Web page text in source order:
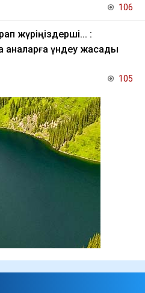
106
жүріңіздерші... :
аналарға үндеу жасады
105